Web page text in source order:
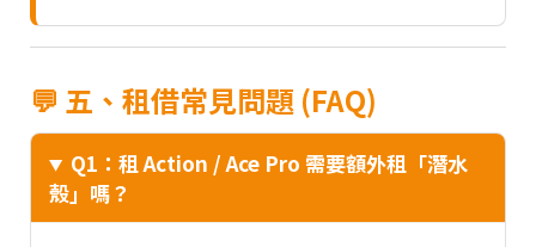
💬 五、租借常見問題 (FAQ)
Q1：租 Action / Ace Pro 需要額外租「潛水
殼」嗎？